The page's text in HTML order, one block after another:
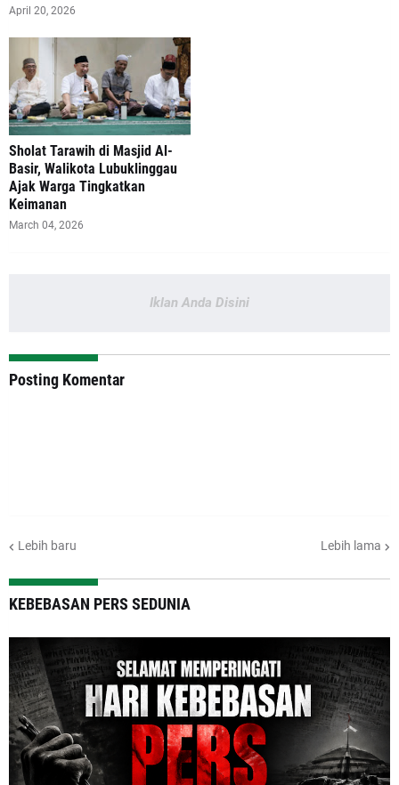
April 20, 2026
Sholat Tarawih di Masjid Al-
Basir, Walikota Lubuklinggau
Ajak Warga Tingkatkan
Keimanan
March 04, 2026
Iklan Anda Disini
Posting Komentar
Lebih baru Lebih lama
KEBEBASAN PERS SEDUNIA